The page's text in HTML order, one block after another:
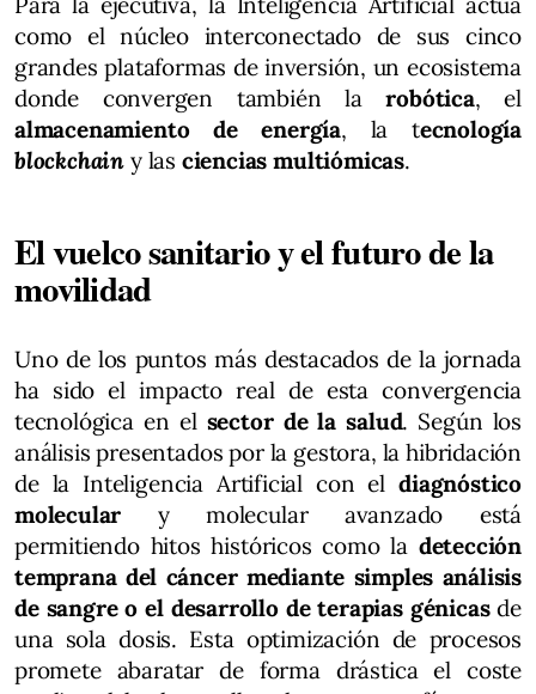
como el núcleo interconectado de sus cinco
grandes plataformas de inversión, un ecosistema
donde convergen también larobótica, el
almacenamiento de energía, la tecnología
blockchain y las ciencias multiómicas.
El vuelco sanitario y el futuro de la
movilidad
Uno de los puntos más destacados de la jornada
ha sido el impacto real de esta convergencia
tecnológica en el sector de la salud. Según los
análisis presentados por la gestora, la hibridación
de la Inteligencia Artificial con eldiagnóstico
molecular y molecular avanzado está
permitiendo hitos históricos como la detección
temprana del cáncer mediante simples análisis
de sangre o el desarrollo de terapias génicasde
una sola dosis. Esta optimización de procesos
promete abaratar de forma drástica el coste